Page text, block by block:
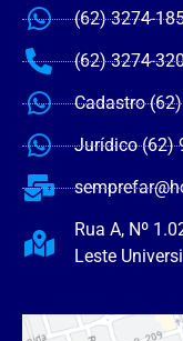
(62) 3274-
(62) 3274-
Cadastro
Jurídico (62)
Rua A, Nº
Leste